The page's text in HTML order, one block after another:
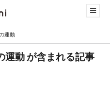
運動
運動 が含まれる記事